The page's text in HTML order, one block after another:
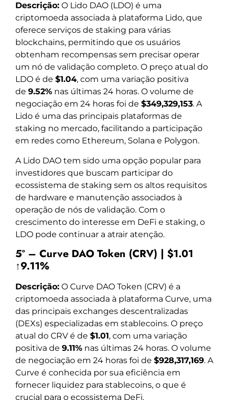
Descrição: O Lido DAO (LDO) é uma
criptomoeda associada à plataforma Lido, que
oferece serviços de staking para várias
blockchains, permitindo que os usuários
obtenham recompensas sem precisar operar
um nó de validação completo. O preço atual do
LDO é de $1.04, com uma variação positiva
de 9.52% nas últimas 24 horas. O volume de
negociação em 24 horas foi de $349,329,153. A
Lido é uma das principais plataformas de
staking no mercado, facilitando a participação
em redes como Ethereum, Solana e Polygon.
A Lido DAO tem sido uma opção popular para
investidores que buscam participar do
ecossistema de staking sem os altos requisitos
de hardware e manutenção associados à
operação de nós de validação. Com o
crescimento do interesse em DeFi e staking, o
LDO pode continuar a atrair atenção.
5º – Curve DAO Token (CRV) | $1.01
↑9.11%
Descrição: O Curve DAO Token (CRV) é a
criptomoeda associada à plataforma Curve, uma
das principais exchanges descentralizadas
(DEXs) especializadas em stablecoins. O preço
atual do CRV é de $1.01, com uma variação
positiva de 9.11% nas últimas 24 horas. O volume
de negociação em 24 horas foi de $928,317,169. A
Curve é conhecida por sua eficiência em
fornecer liquidez para stablecoins, o que é
crucial para o ecossistema DeFi.